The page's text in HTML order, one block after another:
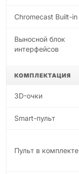
Chromecast Built-in
Выносной блок
интерфейсов
КОМПЛЕКТАЦИЯ
3D-очки
Smart-пульт
Пульт в комплекте